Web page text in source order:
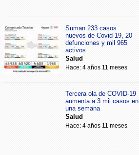
Suman 233 casos
nuevos de Covid-19, 20
defunciones y mil 965
activos
Salud
Hace: 4 años 11 meses
Tercera ola de COVID-19
aumenta a 3 mil casos en
una semana
Salud
Hace: 4 años 11 meses